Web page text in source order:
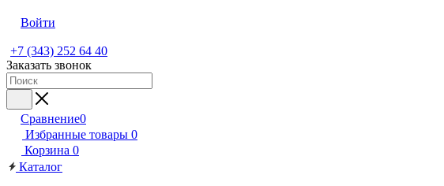
Войти
+7 (343) 252 64 40
Заказать звонок
Сравнение0
Избранные товары 0
Корзина 0
Каталог